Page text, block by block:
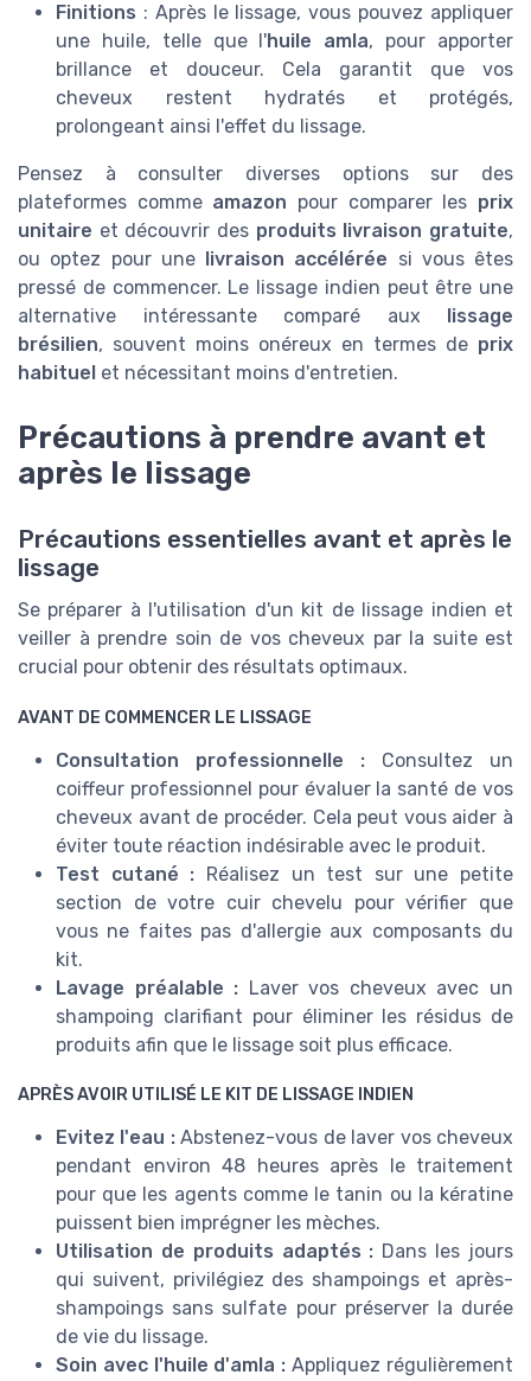
Finitions : Après le lissage, vous pouvez appliquer
une huile, telle que l'huile amla, pour apporter
brillance et douceur. Cela garantit que vos
cheveux restent hydratés et protégés,
prolongeant ainsi l'effet du lissage.
Pensez à consulter diverses options sur des
plateformes comme amazon pour comparer les prix
unitaire et découvrir des produits livraison gratuite,
ou optez pour une
livraison accélérée si vous êtes
pressé de commencer. Le lissage indien peut être une
alternative intéressante comparé aux
lissage
brésilien, souvent moins onéreux en termes de prix
habituel et nécessitant moins d'entretien.
Précautions à prendre avant et
après le lissage
Précautions essentielles avant et après le
lissage
Se préparer à l'utilisation d'un kit de lissage indien et
veiller à prendre soin de vos cheveux par la suite est
crucial pour obtenir des résultats optimaux.
AVANT DE COMMENCER LE LISSAGE
Consultation professionnelle : Consultez un
coiffeur professionnel pour évaluer la santé de vos
cheveux avant de procéder. Cela peut vous aider à
éviter toute réaction indésirable avec le produit.
Test cutané : Réalisez un test sur une petite
section de votre cuir chevelu pour vérifier que
vous ne faites pas d'allergie aux composants du
kit.
Lavage préalable : Laver vos cheveux avec un
shampoing clarifiant pour éliminer les résidus de
produits afin que le lissage soit plus efficace.
APRÈS AVOIR UTILISÉ LE KIT DE LISSAGE INDIEN
Evitez l'eau :Abstenez-vous de laver vos cheveux
pendant environ 48 heures après le traitement
pour que les agents comme le tanin ou la kératine
puissent bien imprégner les mèches.
Utilisation de produits adaptés : Dans les jours
qui suivent, privilégiez des shampoings et après-
shampoings sans sulfate pour préserver la durée
de vie du lissage.
Soin avec l'huile d'amla : Appliquez régulièrement